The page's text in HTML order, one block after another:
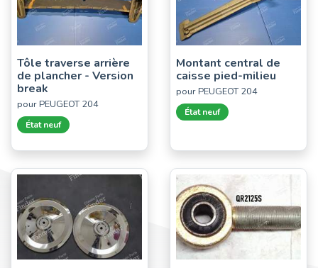
Tôle traverse arrière
de plancher - Version
break
pour PEUGEOT 204
État neuf
Montant central de
caisse pied-milieu
pour PEUGEOT 204
État neuf